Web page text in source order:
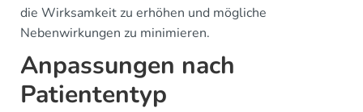
die Wirksamkeit zu erhöhen und mögliche
Nebenwirkungen zu minimieren.
Anpassungen nach
Patiententyp